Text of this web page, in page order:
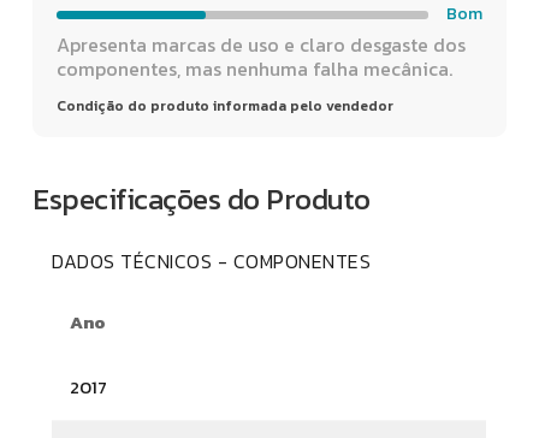
Bom
Apresenta marcas de uso e claro desgaste dos
componentes, mas nenhuma falha mecânica.
Condição do produto informada pelo vendedor
Especificações do Produto
DADOS TÉCNICOS - COMPONENTES
Ano
2017